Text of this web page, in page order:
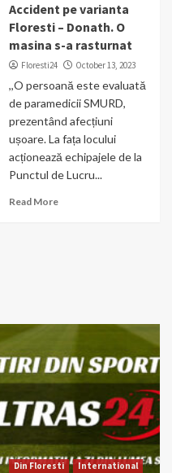
Accident pe varianta
Floresti – Donath. O
masina s-a rasturnat
Floresti24 October 13, 2023
,,O persoană este evaluată
de paramedicii SMURD,
prezentând afecțiuni
ușoare. La fața locului
acționează echipajele de la
Punctul de Lucru...
Read More
Din Floresti
International